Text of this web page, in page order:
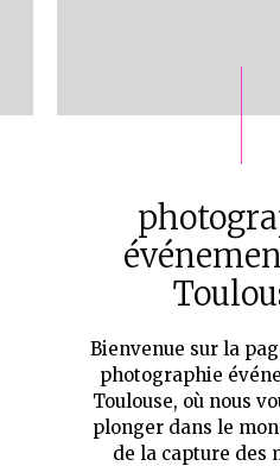
Bienvenue sur la
photographie
Toulouse, où nous
plonger dans le
de la capture des